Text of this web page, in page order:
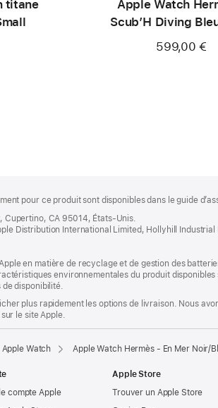
titane
Apple Watch
Scub’H Diving
49 mm
599,00 €
pour ce produit sont disponibles dans le guide
Cupertino, CA 95014, États-Unis.
Distribution International Limited, Hollyhill
en matière de recyclage et de gestion des
environnementales du produit disponibles
de disponibilité.
plus rapidement les options de livraison. Nous
le site Apple.
Watch Apple Watch Hermès - En Mer Noir/
compte Apple
Apple Store
Trouver un Apple Store